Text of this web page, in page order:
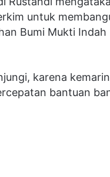
untuk
Bumi Mukti
karena
bantuan